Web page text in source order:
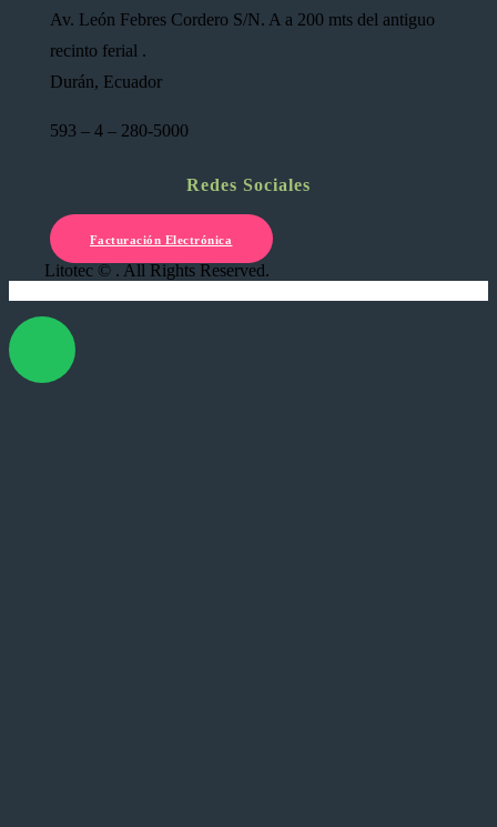
Av. León Febres Cordero S/N. A a 200 mts del antiguo
recinto ferial .
Durán, Ecuador
593 – 4 – 280-5000
Redes Sociales
Facturación Electrónica
Litotec © . All Rights Reserved.